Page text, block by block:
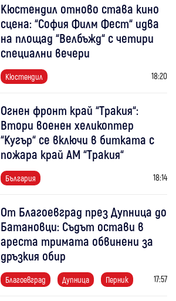
Кюстендил отново става кино
сцена: “София Филм Фест“ идва
на площад “Велбъжд“ с четири
специални вечери
Кюстендил 18:20
Огнен фронт край “Тракия“:
Втори военен хеликоптер
“Кугър“ се включи в битката с
пожара край АМ “Тракия“
България 18:14
От Благоевград през Дупница до
Батановци: Съдът остави в
ареста тримата обвинени за
дръзкия обир
Благоевград Дупница Перник 17:57